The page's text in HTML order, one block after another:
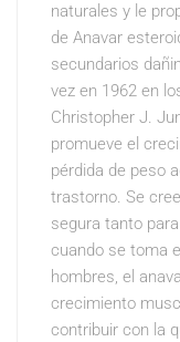
naturales y le
de Anavar
secundarios
vez en 1962 en
Christopher J.
promueve el
pérdida de peso
trastorno. Se
segura tanto
cuando se toma
hombres, el
crecimiento
contribuir con la